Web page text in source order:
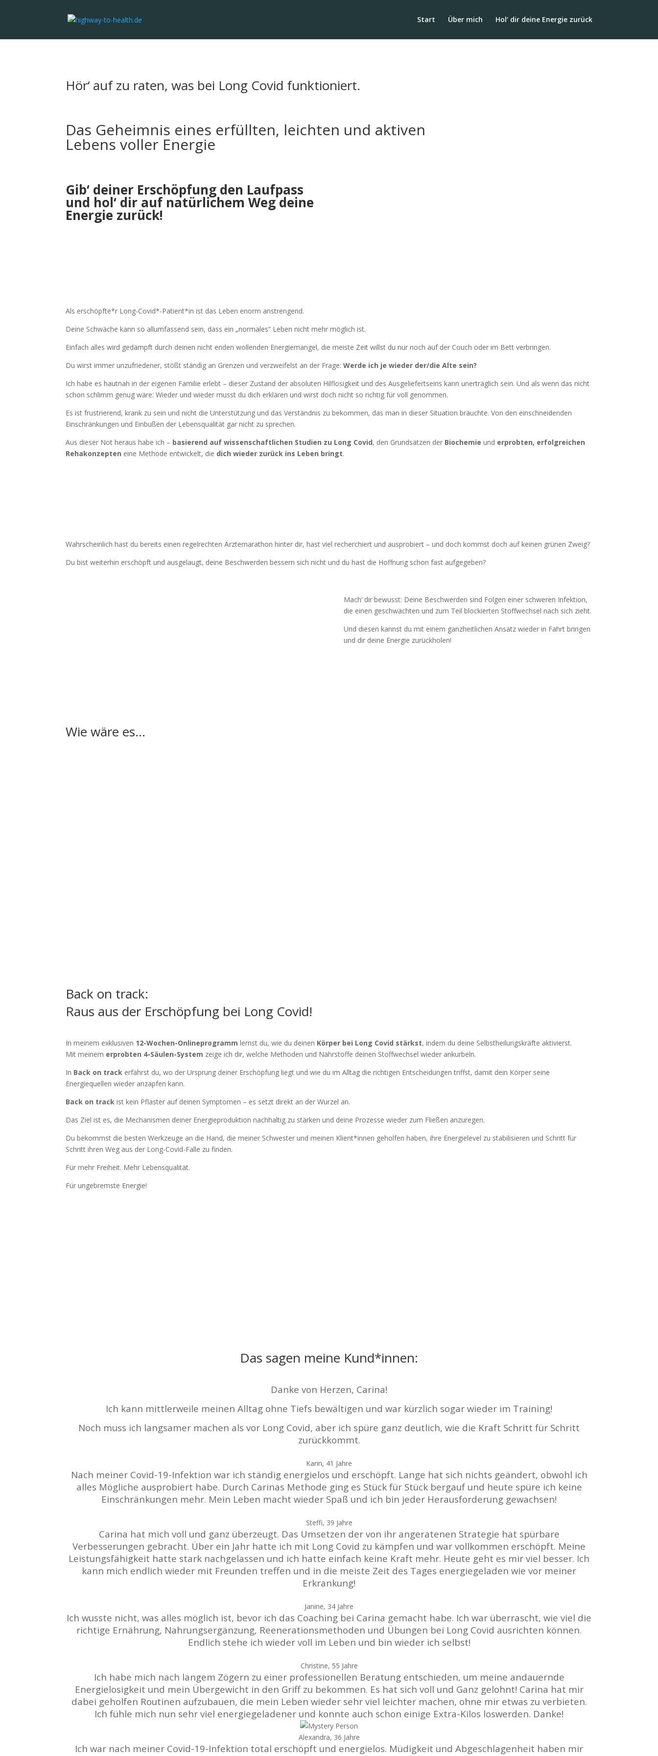
Start Über mich Hol‘ dir deine Energie zurück
Hör‘ auf zu raten, was bei Long Covid funktioniert.
Das Geheimnis eines erfüllten, leichten und aktiven
Lebens voller Energie
Gib‘ deiner Erschöpfung den Laufpass
und hol‘ dir auf natürlichem Weg deine
Energie zurück!
Als erschöpfte*r Long-Covid*-Patient*in ist das Leben enorm anstrengend.
Deine Schwäche kann so allumfassend sein, dass ein „normales“ Leben nicht mehr möglich ist.
Einfach alles wird gedämpft durch deinen nicht enden wollenden Energiemangel, die meiste Zeit willst du nur noch auf der Couch oder im Bett verbringen.
Du wirst immer unzufriedener, stößt ständig an Grenzen und verzweifelst an der Frage:Werde ich je wieder der/die Alte sein?
Ich habe es hautnah in der eigenen Familie erlebt – dieser Zustand der absoluten Hilflosigkeit und des Ausgeliefertseins kann unerträglich sein. Und als wenn das nicht
schon schlimm genug wäre: Wieder und wieder musst du dich erklären und wirst doch nicht so richtig für voll genommen.
Es ist frustrierend, krank zu sein und nicht die Unterstützung und das Verständnis zu bekommen, das man in dieser Situation bräuchte. Von den einschneidenden
Einschränkungen und Einbußen der Lebensqualität gar nicht zu sprechen.
Aus dieser Not heraus habe ich – basierend auf wissenschaftlichen Studien zu Long Covid, den Grundsätzen der Biochemie und erprobten, erfolgreichen
Rehakonzepten eine Methode entwickelt, die dich wieder zurück ins Leben bringt.
Wahrscheinlich hast du bereits einen regelrechten Ärztemarathon hinter dir, hast viel recherchiert und ausprobiert – und doch kommst doch auf keinen grünen Zweig?
Du bist weiterhin erschöpft und ausgelaugt, deine Beschwerden bessern sich nicht und du hast die Hoffnung schon fast aufgegeben?
Mach‘ dir bewusst: Deine Beschwerden sind Folgen einer schweren Infektion,
die einen geschwächten und zum Teil blockierten Stoffwechsel nach sich zieht.
Und diesen kannst du mit einem ganzheitlichen Ansatz wieder in Fahrt bringen
und dir deine Energie zurückholen!
Wie wäre es…
Back on track:
Raus aus der Erschöpfung bei Long Covid!
In meinem exklusiven 12-Wochen-Onlineprogramm lernst du, wie du deinen Körper bei Long Covid stärkst, indem du deine Selbstheilungskräfte aktivierst.
Mit meinem erprobten 4-Säulen-System zeige ich dir, welche Methoden und Nährstoffe deinen Stoffwechsel wieder ankurbeln.
In Back on track erfährst du, wo der Ursprung deiner Erschöpfung liegt und wie du im Alltag die richtigen Entscheidungen triffst, damit dein Körper seine
Energiequellen wieder anzapfen kann.
Back on track ist kein Pflaster auf deinen Symptomen – es setzt direkt an der Wurzel an.
Das Ziel ist es, die Mechanismen deiner Energieproduktion nachhaltig zu stärken und deine Prozesse wieder zum Fließen anzuregen.
Du bekommst die besten Werkzeuge an die Hand, die meiner Schwester und meinen Klient*innen geholfen haben, ihre Energielevel zu stabilisieren und Schritt für
Schritt ihren Weg aus der Long-Covid-Falle zu finden.
Für mehr Freiheit. Mehr Lebensqualität.
Für ungebremste Energie!
Das sagen meine Kund*innen:
Danke von Herzen, Carina!
Ich kann mittlerweile meinen Alltag ohne Tiefs bewältigen und war kürzlich sogar wieder im Training!
Noch muss ich langsamer machen als vor Long Covid, aber ich spüre ganz deutlich, wie die Kraft Schritt für Schritt
zurückkommt.
Karin, 41 Jahre
Nach meiner Covid-19-Infektion war ich ständig energielos und erschöpft. Lange hat sich nichts geändert, obwohl ich
alles Mögliche ausprobiert habe. Durch Carinas Methode ging es Stück für Stück bergauf und heute spüre ich keine
Einschränkungen mehr. Mein Leben macht wieder Spaß und ich bin jeder Herausforderung gewachsen!
Steffi, 39 Jahre
Carina hat mich voll und ganz überzeugt. Das Umsetzen der von ihr angeratenen Strategie hat spürbare
Verbesserungen gebracht. Über ein Jahr hatte ich mit Long Covid zu kämpfen und war vollkommen erschöpft. Meine
Leistungsfähigkeit hatte stark nachgelassen und ich hatte einfach keine Kraft mehr. Heute geht es mir viel besser. Ich
kann mich endlich wieder mit Freunden treffen und in die meiste Zeit des Tages energiegeladen wie vor meiner
Erkrankung!
Janine, 34 Jahre
Ich wusste nicht, was alles möglich ist, bevor ich das Coaching bei Carina gemacht habe. Ich war überrascht, wie viel die
richtige Ernährung, Nahrungsergänzung, Reenerationsmethoden und Übungen bei Long Covid ausrichten können.
Endlich stehe ich wieder voll im Leben und bin wieder ich selbst!
Christine, 55 Jahre
Ich habe mich nach langem Zögern zu einer professionellen Beratung entschieden, um meine andauernde
Energielosigkeit und mein Übergewicht in den Griff zu bekommen. Es hat sich voll und Ganz gelohnt! Carina hat mir
dabei geholfen Routinen aufzubauen, die mein Leben wieder sehr viel leichter machen, ohne mir etwas zu verbieten.
Ich fühle mich nun sehr viel energiegeladener und konnte auch schon einige Extra-Kilos loswerden. Danke!
Alexandra, 36 Jahre
Ich war nach meiner Covid-19-Infektion total erschöpft und energielos. Müdigkeit und Abgeschlagenheit haben mir